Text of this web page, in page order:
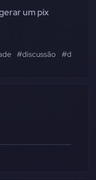
um pix
#discussão